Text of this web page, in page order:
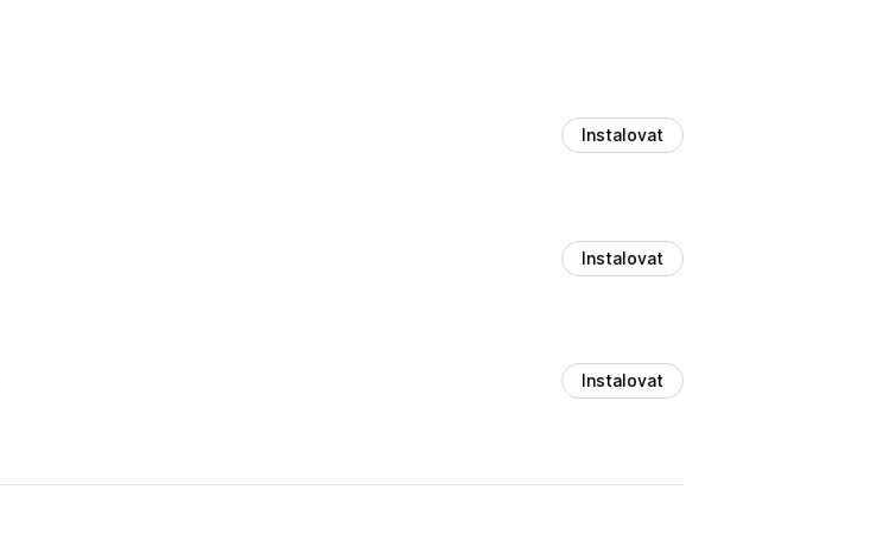
Instalovat
Instalovat
Instalovat